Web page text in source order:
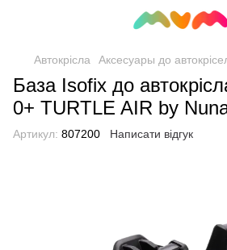
Автокрісла Аксесуары до
База Isofix до
0+ TURTLE AIR by
Артикул: 807200 Написати відгук